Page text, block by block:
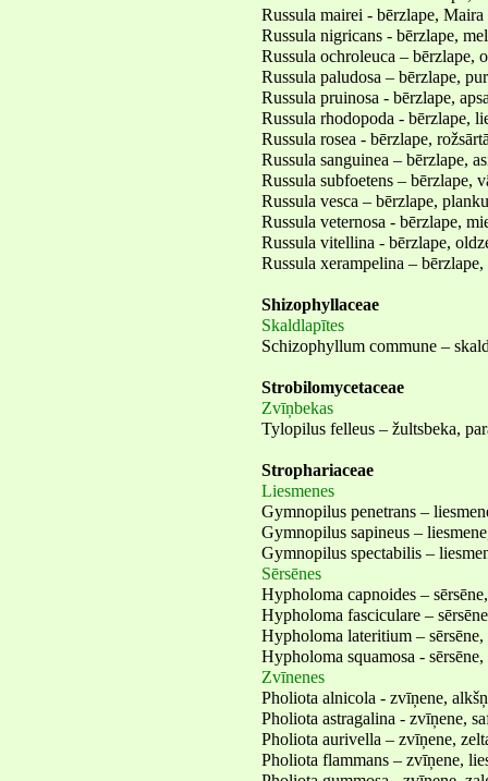
Russula mairei - bērzlape, Maira
Russula nigricans - bērzlape,
Russula ochroleuca – bērzlape,
Russula paludosa – bērzlape,
Russula pruinosa - bērzlape,
Russula rhodopoda - bērzlape,
Russula rosea - bērzlape,
Russula sanguinea – bērzlape,
Russula subfoetens – bērzlape,
Russula vesca – bērzlape,
Russula veternosa - bērzlape,
Russula vitellina - bērzlape,
Russula xerampelina –
Shizophyllaceae
Skaldlapītes
Schizophyllum commune –
Strobilomycetaceae
Zvīņbekas
Tylopilus felleus – žultsbeka,
Strophariaceae
Liesmenes
Gymnopilus penetrans –
Gymnopilus sapineus –
Gymnopilus spectabilis –
Sērsēnes
Hypholoma capnoides –
Hypholoma fasciculare –
Hypholoma lateritium – sērsēne,
Hypholoma squamosa -
Zvīnenes
Pholiota alnicola - zvīņene,
Pholiota astragalina - zvīņene,
Pholiota aurivella – zvīņene,
Pholiota flammans – zvīņene,